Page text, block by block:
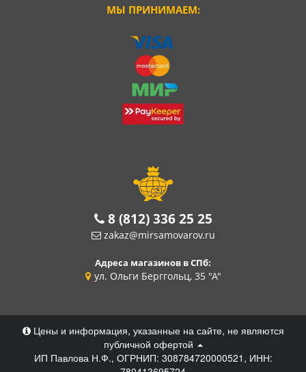
МЫ ПРИНИМАЕМ:
8 (812) 336 25 25
zakaz@mirsamovarov.ru
Адреса магазинов в СПб:
ул. Ольги Берггольц, 35 "А"
Цены и информация, указанные на сайте, не являются
публичной офертой
ИП Павлова Н.Ф., ОГРНИП: 308784720000521, ИНН: